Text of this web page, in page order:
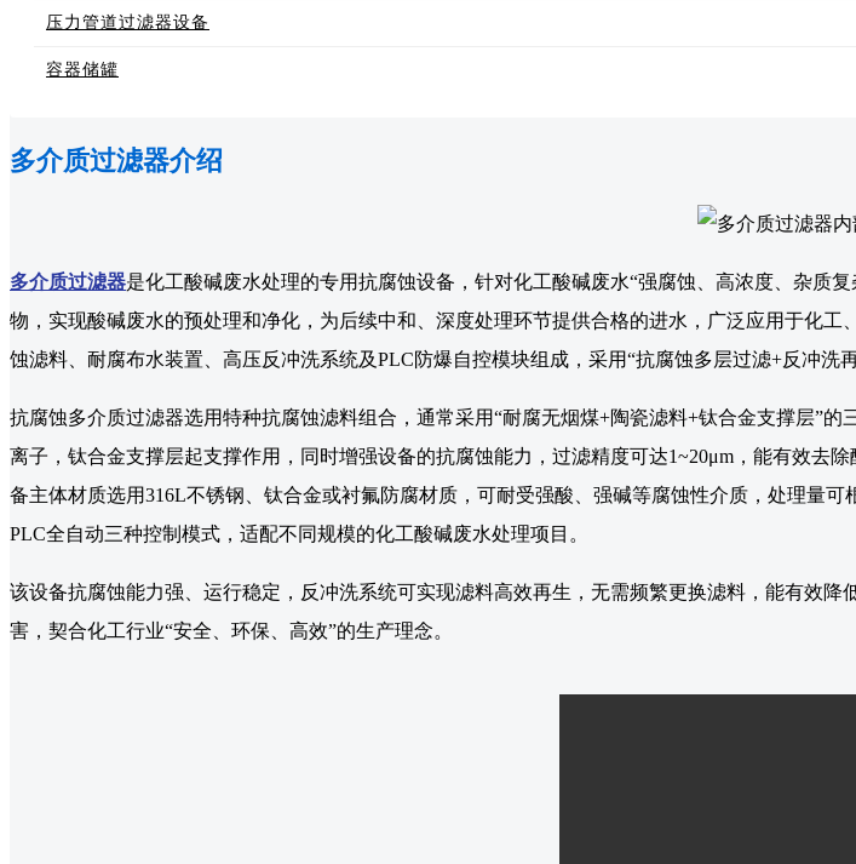
压力管道过滤器设备
容器储罐
多介质过滤器介绍
多介质过滤器是化工酸碱废水处理的专用抗腐蚀设备，针对化工酸碱废水“强腐蚀、高浓度、杂质
物，实现酸碱废水的预处理和净化，为后续中和、深度处理环节提供合格的进水，广泛应用于化
蚀滤料、耐腐布水装置、高压反冲洗系统及PLC防爆自控模块组成，采用“抗腐蚀多层过滤+反冲洗
抗腐蚀多介质过滤器选用特种抗腐蚀滤料组合，通常采用“耐腐无烟煤+陶瓷滤料+钛合金支撑层”
离子，钛合金支撑层起支撑作用，同时增强设备的抗腐蚀能力，过滤精度可达1~20μm，能有效去
备主体材质选用316L不锈钢、钛合金或衬氟防腐材质，可耐受强酸、强碱等腐蚀性介质，处理量
PLC全自动三种控制模式，适配不同规模的化工酸碱废水处理项目。
该设备抗腐蚀能力强、运行稳定，反冲洗系统可实现滤料高效再生，无需频繁更换滤料，能有效
害，契合化工行业“安全、环保、高效”的生产理念。